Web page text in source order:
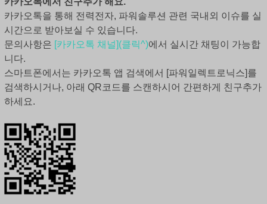
카카오톡을 통해 전력전자, 파워솔루션 관련 국내외 이슈를 실
시간으로 받아보실 수 있습니다.
문의사항은 [카카오톡 채널](클릭^)에서 실시간 채팅이 가능합
니다.
스마트폰에서는 카카오톡 앱 검색에서 [파워일렉트로닉스]를
검색하시거나, 아래 QR코드를 스캔하시어 간편하게 친구추가
하세요.